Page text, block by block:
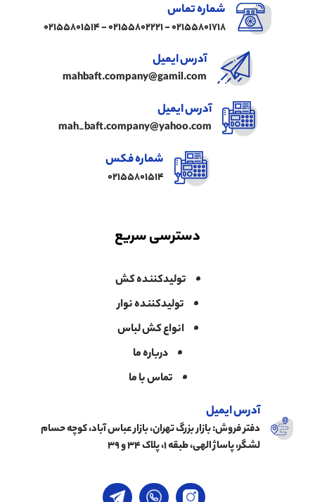
شماره تماس
02155801718 - 02155802221 - 02155801514
آدرس ایمیل
mahbaft.company@gamil.com
آدرس ایمیل
mah_baft.company@yahoo.com
شماره فکس
02155801514
دسترسی سریع
تولیدکننده کش
تولیدکننده نوار
انواع کش لباس
درباره ما
تماس با ما
آدرس ایمیل
دفتر فروش: بازار بزرگ تهران، بازار عباس آباد، کوچه حسام
لشگر، پاساژ الهی، طبقه ۱، پلاک ۳۴ و ۳۹